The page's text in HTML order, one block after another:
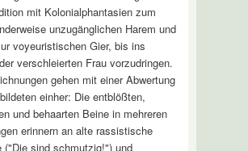
mit Kolonialphantasien zum
unzugänglichen Harem und
voyeuristischen Gier, bis ins
verschleierten Frau vorzudringen.
gehen mit einer Abwertung
einher: Die entblößten,
und behaarten Beine in mehreren
erinnern an alte rassistische
("Die sind schmutzig!") und